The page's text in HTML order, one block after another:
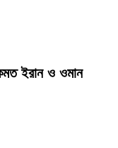
ইরান ও ওমান